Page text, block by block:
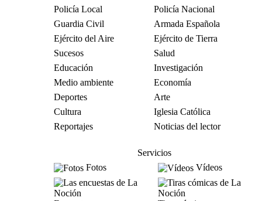
Policía Local
Policía Nacional
Guardia Civil
Armada Española
Ejército del Aire
Ejército de Tierra
Sucesos
Salud
Educación
Investigación
Medio ambiente
Economía
Deportes
Arte
Cultura
Iglesia Católica
Reportajes
Noticias del lector
Servicios
Fotos
Vídeos